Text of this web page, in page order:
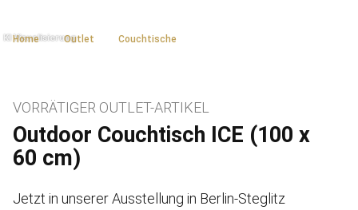
Home Outlet Couchtische
Outdoor Couchtisch ICE (100 x
60 cm)
VORRÄTIGER OUTLET-ARTIKEL
Jetzt in unserer Ausstellung in Berlin-Steglitz